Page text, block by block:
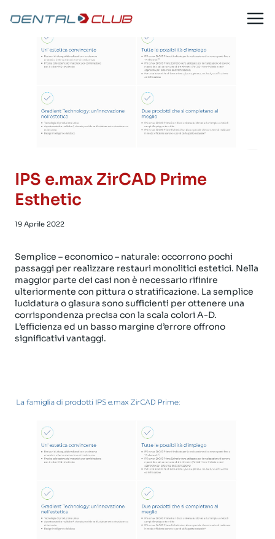
contenuto
IPS e.max ZirCAD Prime
Esthetic
19 Aprile 2022
Semplice – economico – naturale: occorrono pochi
passaggi per realizzare restauri monolitici estetici. Nella
maggior parte dei casi non è necessario rifinire
ulteriormente con pittura o stratificazione. La semplice
lucidatura o glasura sono sufficienti per ottenere una
corrispondenza precisa con la scala colori A-D.
L’efficienza ed un basso margine d’errore offrono
significativi vantaggi.